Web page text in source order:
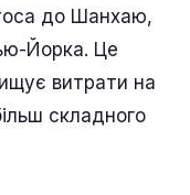
до Шанхаю,
Йорка. Це
витрати на
складного